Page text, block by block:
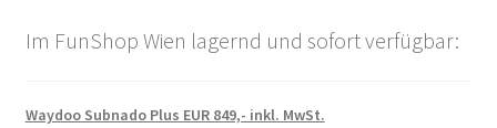
Im FunShop Wien lagernd und sofort verfügbar:
Waydoo Subnado Plus EUR 849,- inkl. MwSt.